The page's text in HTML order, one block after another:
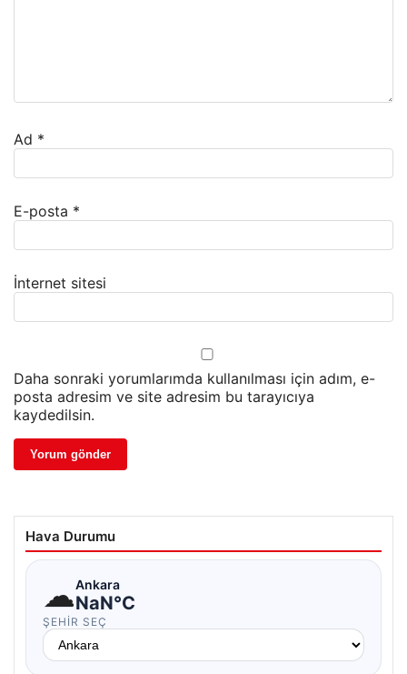
Ad *
E-posta *
İnternet sitesi
Daha sonraki yorumlarımda kullanılması için adım, e-
posta adresim ve site adresim bu tarayıcıya
kaydedilsin.
Hava Durumu
☁Ankara
NaN°C
ŞEHIR SEÇ